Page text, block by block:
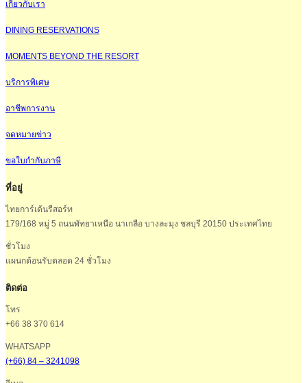
เกี่ยวกับเรา
DINING RESERVATIONS
MOMENTS BEYOND THE RESORT
บริการพิเศษ
อาชีพการงาน
จดหมายข่าว
ขอใบกำกับภาษี
ที่อยู่
ไทยการ์เด้นรีสอร์ท
179/168 หมู่ 5 ถนนพัทยาเหนือ นาเกลือ บางละมุง ชลบุรี 20150 ประเทศไทย
ชั่วโมง
แผนกต้อนรับตลอด 24 ชั่วโมง
ติดต่อ
โทร
+66 38 370 614
WHATSAPP
(+66) 84 – 3241098